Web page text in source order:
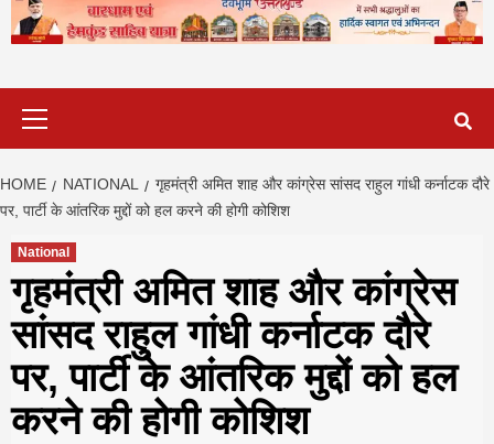
HOME NATIONAL
गृहमंत्री अमित शाह और कांग्रेस सांसद राहुल गांधी कर्नाटक दौरे
पर, पार्टी के आंतरिक मुद्दों को हल करने की होगी कोशिश
National
गृहमंत्री अमित शाह और कांग्रेस
सांसद राहुल गांधी कर्नाटक दौरे
पर, पार्टी के आंतरिक मुद्दों को हल
करने की होगी कोशिश